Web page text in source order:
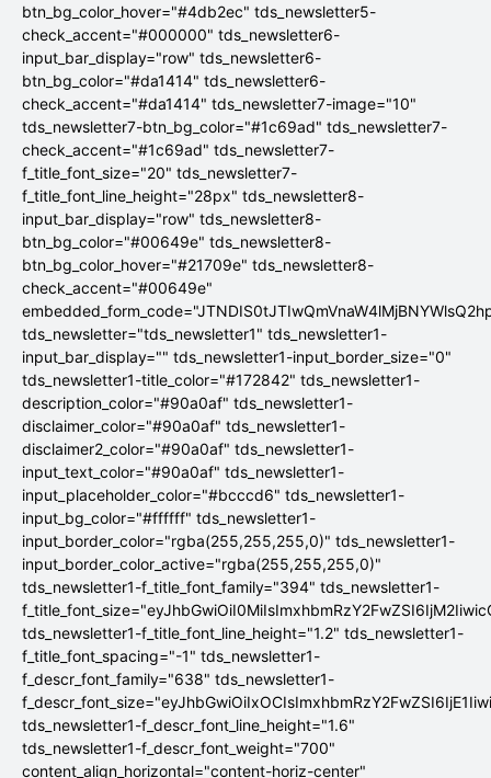
btn_bg_color_hover="#4db2ec" tds_newsletter5-
check_accent="#000000" tds_newsletter6-
input_bar_display="row" tds_newsletter6-
btn_bg_color="#da1414" tds_newsletter6-
check_accent="#da1414" tds_newsletter7-image="10"
tds_newsletter7-btn_bg_color="#1c69ad" tds_newsletter7-
check_accent="#1c69ad" tds_newsletter7-
f_title_font_size="20" tds_newsletter7-
f_title_font_line_height="28px" tds_newsletter8-
input_bar_display="row" tds_newsletter8-
btn_bg_color="#00649e" tds_newsletter8-
btn_bg_color_hover="#21709e" tds_newsletter8-
check_accent="#00649e"
tds_newsletter="tds_newsletter1" tds_newsletter1-
input_bar_display="" tds_newsletter1-input_border_size="0"
tds_newsletter1-title_color="#172842" tds_newsletter1-
description_color="#90a0af" tds_newsletter1-
disclaimer_color="#90a0af" tds_newsletter1-
disclaimer2_color="#90a0af" tds_newsletter1-
input_text_color="#90a0af" tds_newsletter1-
input_placeholder_color="#bcccd6" tds_newsletter1-
input_bg_color="#ffffff" tds_newsletter1-
input_border_color="rgba(255,255,255,0)" tds_newsletter1-
input_border_color_active="rgba(255,255,255,0)"
tds_newsletter1-f_title_font_family="394" tds_newsletter1-
tds_newsletter1-f_title_font_line_height="1.2" tds_newsletter1-
f_title_font_spacing="-1" tds_newsletter1-
f_descr_font_family="638" tds_newsletter1-
tds_newsletter1-f_descr_font_line_height="1.6"
tds_newsletter1-f_descr_font_weight="700"
content_align_horizontal="content-horiz-center"